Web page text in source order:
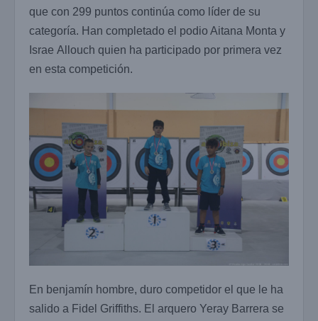
que con 299 puntos continúa como líder de su
categoría. Han completado el podio Aitana Monta y
Israe Allouch quien ha participado por primera vez
en esta competición.
En benjamín hombre, duro competidor el que le ha
salido a Fidel Griffiths. El arquero Yeray Barrera se